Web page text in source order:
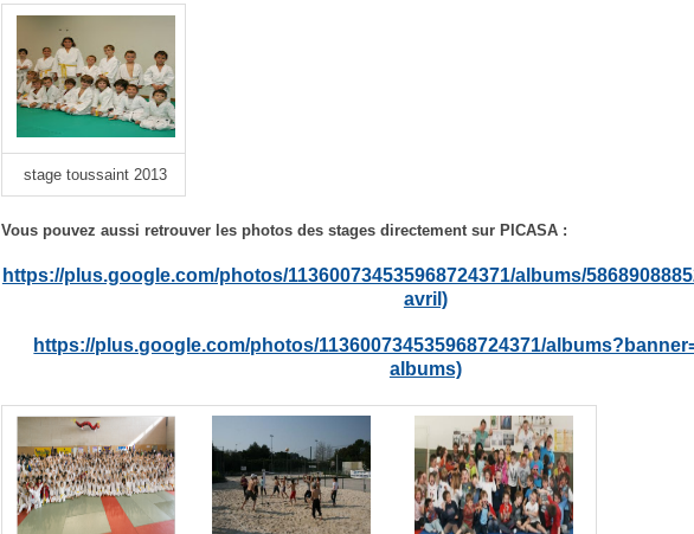
stage toussaint 2013
Vous pouvez aussi retrouver les photos des stages directement sur PICASA :
https://plus.google.com/photos/113600734535968724371/albums/
avril)
https://plus.google.com/photos/113600734535968724371/
albums)